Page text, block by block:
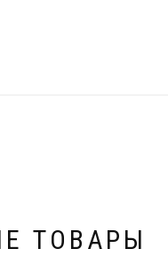
ТОВАРЫ